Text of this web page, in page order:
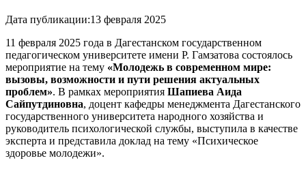
Дата публикации:13 февраля 2025
11 февраля 2025 года в Дагестанском государственном
педагогическом университете имени Р. Гамзатова состоялось
мероприятие на тему «Молодежь в современном мире:
вызовы, возможности и пути решения актуальных
проблем». В рамках мероприятия Шапиева Аида
Сайпутдиновна, доцент кафедры менеджмента Дагестанского
государственного университета народного хозяйства и
руководитель психологической службы, выступила в качестве
эксперта и представила доклад на тему «Психическое
здоровье молодежи».